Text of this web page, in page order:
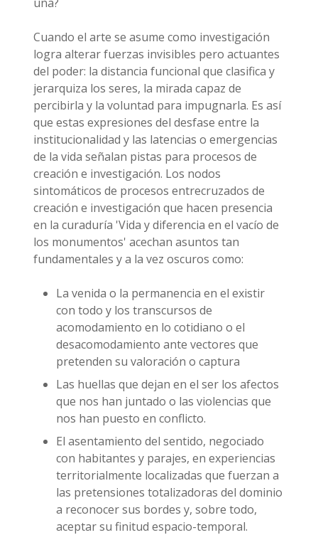
Cuando el arte se asume como investigación
logra alterar fuerzas invisibles pero actuantes
del poder: la distancia funcional que clasifica y
jerarquiza los seres, la mirada capaz de
percibirla y la voluntad para impugnarla. Es así
que estas expresiones del desfase entre la
institucionalidad y las latencias o emergencias
de la vida señalan pistas para procesos de
creación e investigación. Los nodos
sintomáticos de procesos entrecruzados de
creación e investigación que hacen presencia
en la curaduría 'Vida y diferencia en el vacío de
los monumentos' acechan asuntos tan
fundamentales y a la vez oscuros como:
La venida o la permanencia en el existir
con todo y los transcursos de
acomodamiento en lo cotidiano o el
desacomodamiento ante vectores que
pretenden su valoración o captura
Las huellas que dejan en el ser los afectos
que nos han juntado o las violencias que
nos han puesto en conflicto.
El asentamiento del sentido, negociado
con habitantes y parajes, en experiencias
territorialmente localizadas que fuerzan a
las pretensiones totalizadoras del dominio
a reconocer sus bordes y, sobre todo,
aceptar su finitud espacio-temporal.